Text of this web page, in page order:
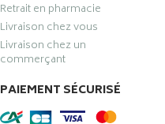
Retrait en pharmacie
Livraison chez vous
Livraison chez un
commerçant
PAIEMENT SÉCURISÉ